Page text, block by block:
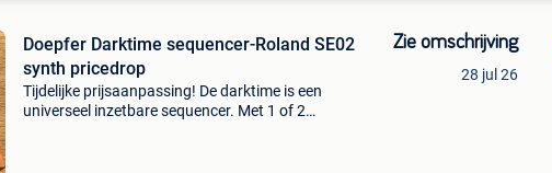
Doepfer Darktime sequencer-Roland SE02
synth pricedrop
Tijdelijke prijsaanpassing! De darktime is een
universeel inzetbare sequencer. Met 1 of 2
Zie omschrijving
28 jul 26